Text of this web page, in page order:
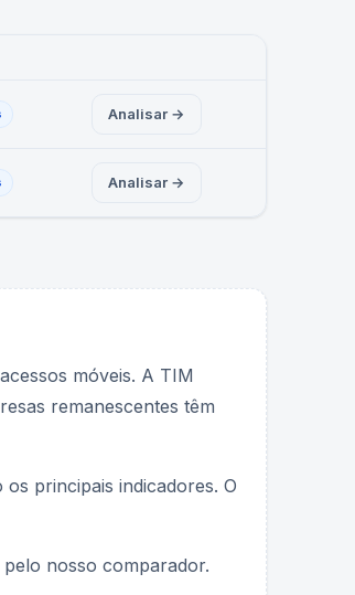
Analisar →
Analisar →
móveis. A TIM
remanescentes têm
principais indicadores. O
nosso comparador.